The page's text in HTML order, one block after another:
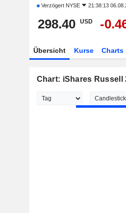
Verzögert NYSE 21:38:13
298.40 USD -
Übersicht Kurse Charts
Chart: iShares Russell